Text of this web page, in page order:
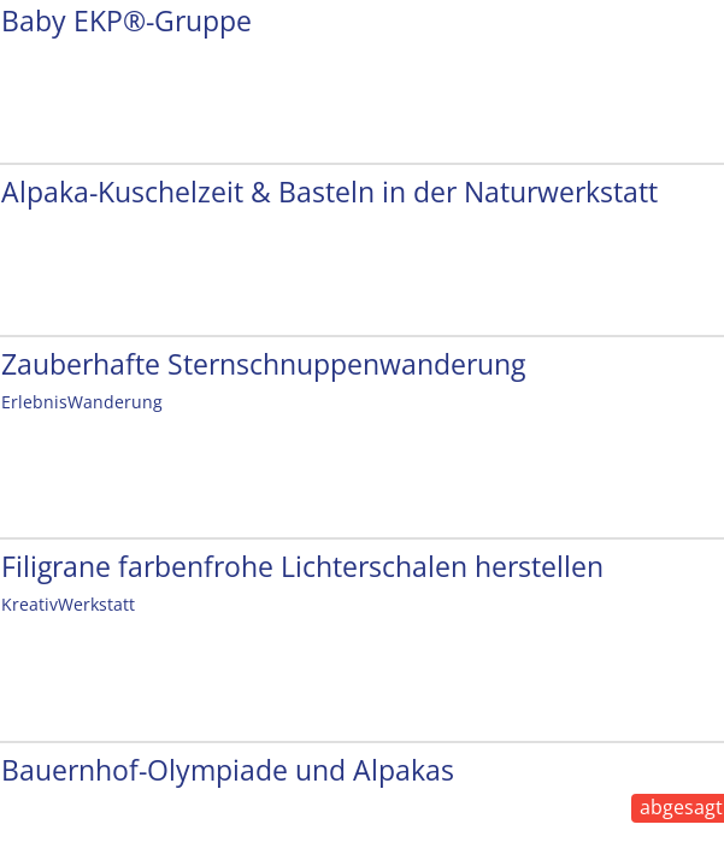
Baby EKP®-Gruppe
Alpaka-Kuschelzeit & Basteln in der Naturwerkstatt
Zauberhafte Sternschnuppenwanderung
ErlebnisWanderung
Filigrane farbenfrohe Lichterschalen herstellen
KreativWerkstatt
Bauernhof-Olympiade und Alpakas
abgesagt